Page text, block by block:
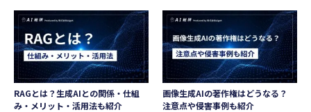
RAGとは？生成AIとの関係・仕組
み・メリット・活用法も紹介
画像生成AIの著作権はどうなる？
注意点や侵害事例も紹介